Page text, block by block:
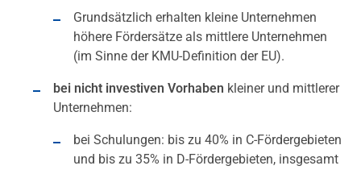
Grundsätzlich erhalten kleine Unternehmen
höhere Fördersätze als mittlere Unternehmen
(im Sinne der KMU-Definition der EU).
bei nicht investiven Vorhaben kleiner und mittlerer
Unternehmen:
bei Schulungen: bis zu 40% in C-Fördergebieten
und bis zu 35% in D-Fördergebieten, insgesamt